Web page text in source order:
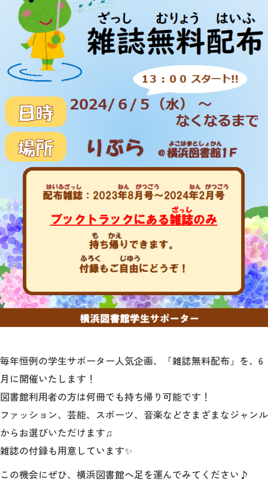
教育
研究
学生生活
留学・国際交流
キャリア
ボランティア
生涯学習・社会連携
入試情報サイト
2026年9月入学者向け 新入生サイト
MGグッズ オンラインショップ
（外部サイト）
毎年恒例の学生サポーター人気企画、「雑誌無料配布」を、6
月に開催いたします！
図書館利用者の方は何冊でも持ち帰り可能です！
ファッション、芸能、スポーツ、音楽などさまざまなジャンル
からお選びいただけます♫
雑誌の付録も用意しています✨
この機会にぜひ、横浜図書館へ足を運んでみてください♪